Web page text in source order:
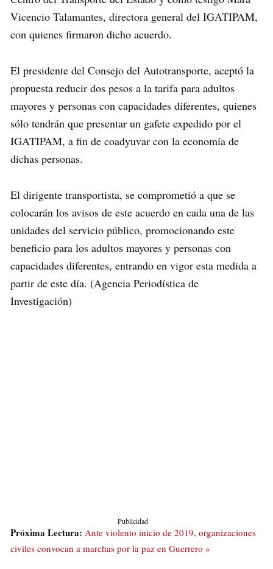
Vicencio Talamantes, directora general del IGATIPAM,
con quienes firmaron dicho acuerdo.
El presidente del Consejo del Autotransporte, aceptó la
propuesta reducir dos pesos a la tarifa para adultos
mayores y personas con capacidades diferentes, quienes
sólo tendrán que presentar un gafete expedido por el
IGATIPAM, a fin de coadyuvar con la economía de
dichas personas.
El dirigente transportista, se comprometió a que se
colocarán los avisos de este acuerdo en cada una de las
unidades del servicio público, promocionando este
beneficio para los adultos mayores y personas con
capacidades diferentes, entrando en vigor esta medida a
partir de este día. (Agencia Periodística de
Investigación)
Publicidad
Próxima Lectura: Ante violento inicio de 2019, organizaciones
civiles convocan a marchas por la paz en Guerrero »